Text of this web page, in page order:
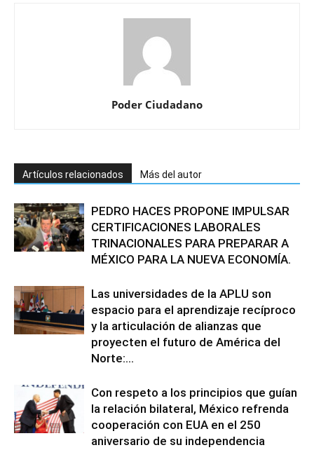
Poder Ciudadano
Artículos relacionados Más del autor
PEDRO HACES PROPONE IMPULSAR
CERTIFICACIONES LABORALES
TRINACIONALES PARA PREPARAR A
MÉXICO PARA LA NUEVA ECONOMÍA.
Las universidades de la APLU son
espacio para el aprendizaje recíproco
y la articulación de alianzas que
proyecten el futuro de América del
Norte:...
Con respeto a los principios que guían
la relación bilateral, México refrenda
cooperación con EUA en el 250
aniversario de su independencia